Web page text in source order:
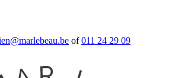
of011 24 29 09